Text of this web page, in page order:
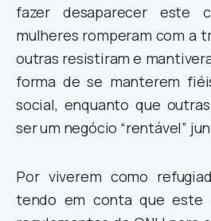
fazer desaparecer este
mulheres romperam com a
outras resistiram e
forma de se manterem
social, enquanto que
ser um negócio “rentável”
Por viverem como
tendo em conta que este